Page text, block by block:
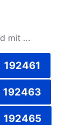
mit ...
192461
192463
192465